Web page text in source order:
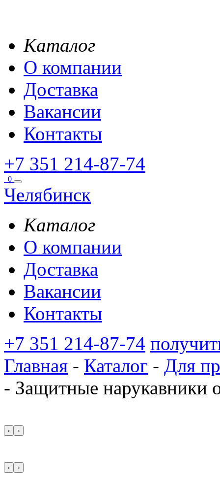
Каталог
О компании
Доставка
Вакансии
Контакты
+7 351 214-87-74
0
Челябинск
Каталог
О компании
Доставка
Вакансии
Контакты
+7 351 214-87-74
Главная - Каталог - Для
- Защитные нарукавники
‹ ›
‹ ›